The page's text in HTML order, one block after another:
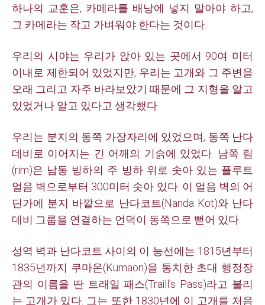
하나의 교훈은, 카메라를 배낭에 넣지 말아야 하고,
그 카메라는 작고 가벼워야 한다는 것이다.
우리의 시야는 우리가 앉아 있는 곳에서 90여 미터
이내로 제한되어 있었지만, 우리는 고개와 그 주변을
오래 그리고 자주 바라보았기 때문에 그 지형을 알고
있었거나 알고 있다고 생각했다.
우리는 분지의 동쪽 가장자리에 있었으며, 동쪽 난다
데비로 이어지는 긴 어깨의 기슭에 있었다. 남쪽 림
(rim)은 남동 빙하의 주 빙하 위로 솟아 있는 플루트
얼음 벽으로부터 300미터 솟아 있다. 이 얼음 벽의 어
딘가에 분지 바깥으로 난다코트(Nanda Kot)와 난다
데비 그룹을 연결하는 언덕이 동쪽으로 뻗어 있다.
성역 벽과 난다코트 사이의 이 능선에는 1815년부터
1835년까지 쿠마온(Kumaon)을 통치한 초대 행정장
관의 이름을 딴 트래일 패스(Traill's Pass)라고 불리
는 고개가 있다. 그는 또한 1830년에 이 고개를 처음